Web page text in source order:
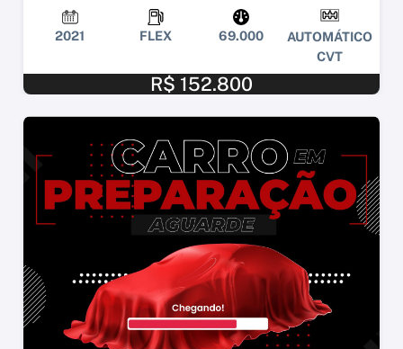
2021 FLEX 69.000
AUTOMÁTICO
CVT
R$ 152.800